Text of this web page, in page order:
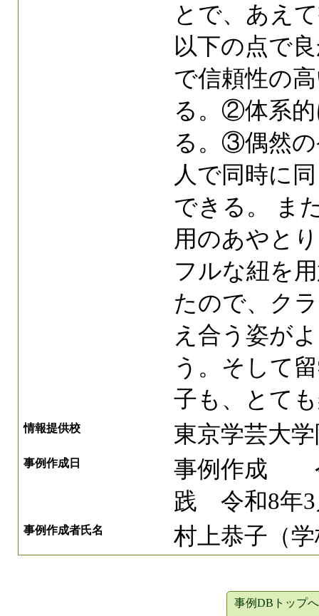
とで、あえ
以下の点で
で信頼性の
る。②体系
る。③偶然
人で同時に
できる。 ま
用のあやと
フルな紐を
たので、ク
え合う姿が
う。そして
子も、とて
情報提供校 東京学芸大
事例作成日
事例作成
践 令和8年3
事例作成者氏名 村上恭子（
事例DBトップへ